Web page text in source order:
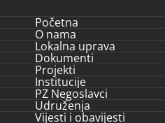
Početna
O nama
Lokalna uprava
Dokumenti
Projekti
Institucije
PZ Negoslavci
Udruženja
Vijesti i obavijesti